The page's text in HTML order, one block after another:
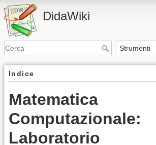
DidaWiki
Indice
Matematica
Computazionale:
Laboratorio